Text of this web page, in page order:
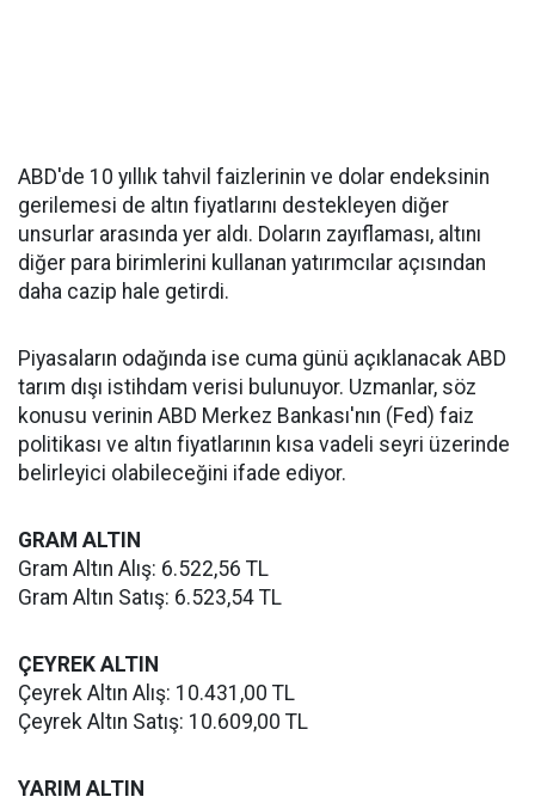
ABD'de 10 yıllık tahvil faizlerinin ve dolar endeksinin
gerilemesi de altın fiyatlarını destekleyen diğer
unsurlar arasında yer aldı. Doların zayıflaması, altını
diğer para birimlerini kullanan yatırımcılar açısından
daha cazip hale getirdi.
Piyasaların odağında ise cuma günü açıklanacak ABD
tarım dışı istihdam verisi bulunuyor. Uzmanlar, söz
konusu verinin ABD Merkez Bankası'nın (Fed) faiz
politikası ve altın fiyatlarının kısa vadeli seyri üzerinde
belirleyici olabileceğini ifade ediyor.
GRAM ALTIN
Gram Altın Alış: 6.522,56 TL
Gram Altın Satış: 6.523,54 TL
ÇEYREK ALTIN
Çeyrek Altın Alış: 10.431,00 TL
Çeyrek Altın Satış: 10.609,00 TL
YARIM ALTIN